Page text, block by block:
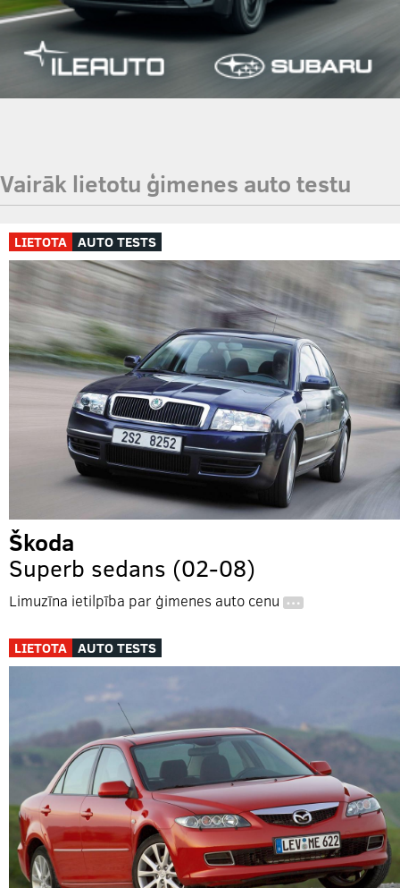
Vairāk lietotu ģimenes auto testu
LIETOTA AUTO TESTS
Škoda
Superb sedans (02-08)
Limuzīna ietilpība par ģimenes auto cenu …
LIETOTA AUTO TESTS